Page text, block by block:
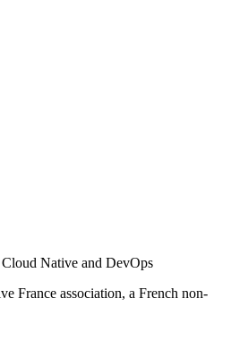
Native and DevOps
France association, a French non-